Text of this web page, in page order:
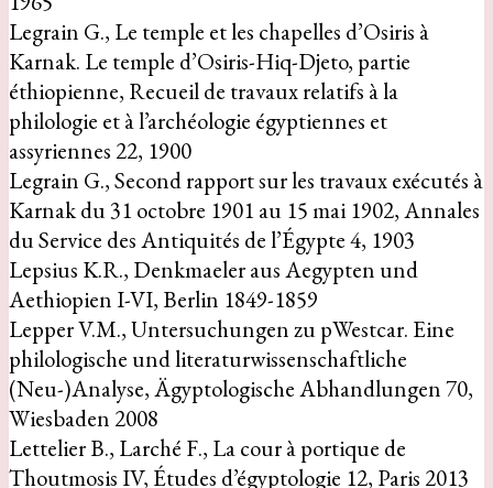
Legrain G., Le temple et les chapelles d’Osiris à
Karnak. Le temple d’Osiris-Hiq-Djeto, partie
éthiopienne, Recueil de travaux relatifs à la
philologie et à l’archéologie égyptiennes et
assyriennes 22, 1900
Legrain G., Second rapport sur les travaux exécutés à
Karnak du 31 octobre 1901 au 15 mai 1902, Annales
du Service des Antiquités de l’Égypte 4, 1903
Lepsius K.R., Denkmaeler aus Aegypten und
Aethiopien I-VI, Berlin 1849-1859
Lepper V.M., Untersuchungen zu pWestcar. Eine
philologische und literaturwissenschaftliche
(Neu-)Analyse, Ägyptologische Abhandlungen 70,
Wiesbaden 2008
Lettelier B., Larché F., La cour à portique de
Thoutmosis IV, Études d’égyptologie 12, Paris 2013